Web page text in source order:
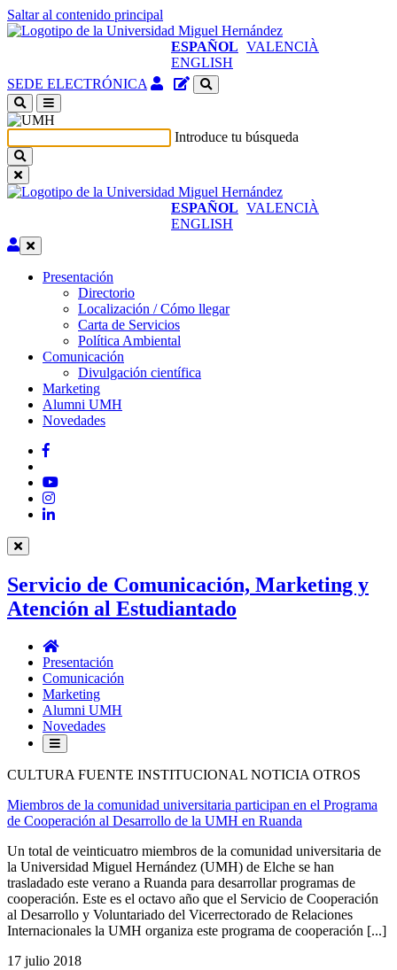
Saltar al contenido principal
ESPAÑOL VALENCIÀ
ENGLISH
SEDE ELECTRÓNICA Acceso
identificado
en
ventana
Gestor
del
sitio
Introduce tu búsqueda
ESPAÑOL VALENCIÀ
ENGLISH
Editar
Presentación
Presentación
Directorio
Localización / Cómo llegar
Carta de Servicios
Política Ambiental
Comunicación
Comunicación
Divulgación científica
Marketing
Alumni UMH
Novedades
Facebook
YouTube
Instagram
LinkedIn
Servicio de Comunicación, Marketing y
Atención al Estudiantado
Servicio
de
Comunicación,
Marketing
y
Atención
al
Estudiantado
Presentación
Comunicación
Marketing
Alumni UMH
Novedades
CULTURA FUENTE INSTITUCIONAL NOTICIA OTROS
Miembros de la comunidad universitaria participan en el Programa
de Cooperación al Desarrollo de la UMH en Ruanda
Un total de veinticuatro miembros de la comunidad universitaria de
la Universidad Miguel Hernández (UMH) de Elche se han
trasladado este verano a Ruanda para desarrollar programas de
cooperación. Este es el octavo año que el Servicio de Cooperación
al Desarrollo y Voluntariado del Vicerrectorado de Relaciones
Internacionales la UMH organiza este programa de cooperación [...]
17 julio 2018